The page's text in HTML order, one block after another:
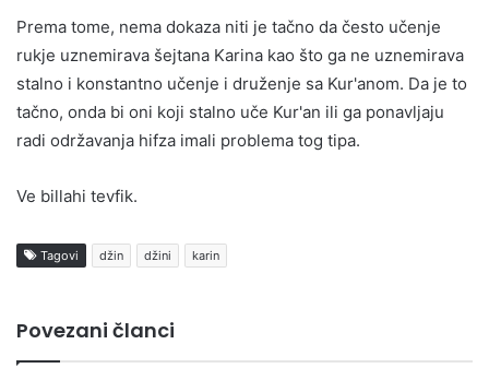
Prema tome, nema dokaza niti je tačno da često učenje
rukje uznemirava šejtana Karina kao što ga ne uznemirava
stalno i konstantno učenje i druženje sa Kur'anom. Da je to
tačno, onda bi oni koji stalno uče Kur'an ili ga ponavljaju
radi održavanja hifza imali problema tog tipa.
Ve billahi tevfik.
Tagovi džin džini karin
Povezani članci